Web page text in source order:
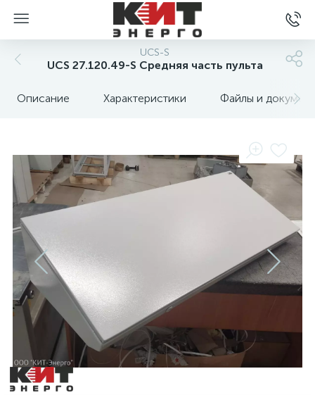
UCS-S
UCS 27.120.49-S Средняя часть пульта
Описание Характеристики Файлы и